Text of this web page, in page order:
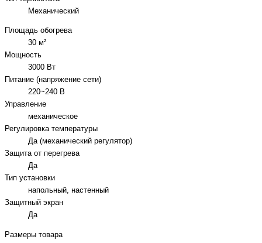
Механический
Площадь обогрева
30 м²
Мощность
3000 Вт
Питание (напряжение сети)
220~240 В
Управление
механическое
Регулировка температуры
Да (механический регулятор)
Защита от перегрева
Да
Тип установки
напольный, настенный
Защитный экран
Да
Размеры товара